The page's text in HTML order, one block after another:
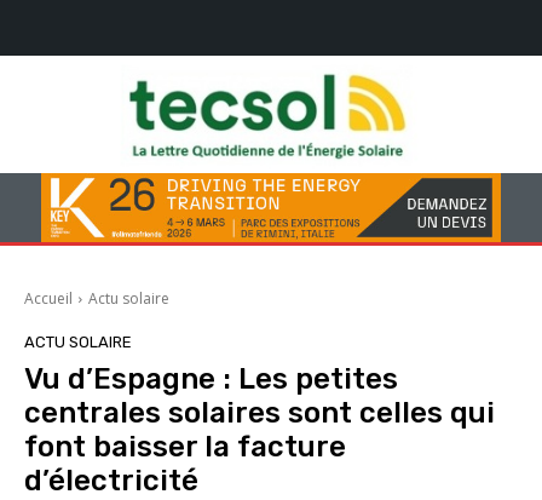
Accueil Actu solaire
ACTU SOLAIRE
Vu d’Espagne : Les petites
centrales solaires sont celles qui
font baisser la facture
d’électricité